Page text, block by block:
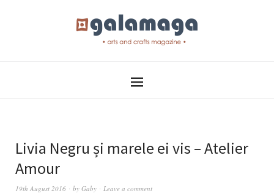
Livia Negru și marele ei vis – Atelier
Amour
19th August 2016 by Gaby Leave a comment